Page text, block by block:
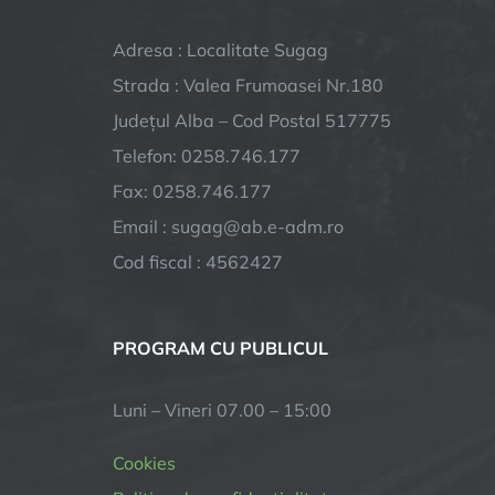
Adresa : Localitate Sugag
Strada : Valea Frumoasei Nr.180
Județul Alba – Cod Postal 517775
Telefon: 0258.746.177
Fax: 0258.746.177
Email : sugag@ab.e-adm.ro
Cod fiscal : 4562427
PROGRAM CU PUBLICUL
Luni – Vineri 07.00 – 15:00
Cookies